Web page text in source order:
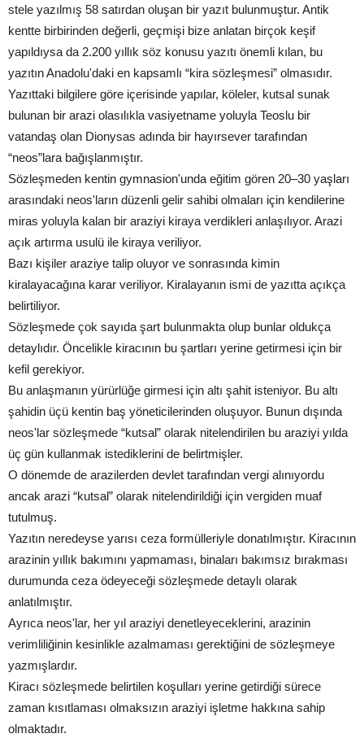
stele yazılmış 58 satırdan oluşan bir yazıt bulunmuştur. Antik
kentte birbirinden değerli, geçmişi bize anlatan birçok keşif
yapıldıysa da 2.200 yıllık söz konusu yazıtı önemli kılan, bu
yazıtın Anadolu'daki en kapsamlı “kira sözleşmesi” olmasıdır.
Yazıttaki bilgilere göre içerisinde yapılar, köleler, kutsal sunak
bulunan bir arazi olasılıkla vasiyetname yoluyla Teoslu bir
vatandaş olan Dionysas adında bir hayırsever tarafından
“neos”lara bağışlanmıştır.
Sözleşmeden kentin gymnasion'unda eğitim gören 20–30 yaşları
arasındaki neos'ların düzenli gelir sahibi olmaları için kendilerine
miras yoluyla kalan bir araziyi kiraya verdikleri anlaşılıyor. Arazi
açık artırma usulü ile kiraya veriliyor.
Bazı kişiler araziye talip oluyor ve sonrasında kimin
kiralayacağına karar veriliyor. Kiralayanın ismi de yazıtta açıkça
belirtiliyor.
Sözleşmede çok sayıda şart bulunmakta olup bunlar oldukça
detaylıdır. Öncelikle kiracının bu şartları yerine getirmesi için bir
kefil gerekiyor.
Bu anlaşmanın yürürlüğe girmesi için altı şahit isteniyor. Bu altı
şahidin üçü kentin baş yöneticilerinden oluşuyor. Bunun dışında
neos'lar sözleşmede “kutsal” olarak nitelendirilen bu araziyi yılda
üç gün kullanmak istediklerini de belirtmişler.
O dönemde de arazilerden devlet tarafından vergi alınıyordu
ancak arazi “kutsal” olarak nitelendirildiği için vergiden muaf
tutulmuş.
Yazıtın neredeyse yarısı ceza formülleriyle donatılmıştır. Kiracının
arazinin yıllık bakımını yapmaması, binaları bakımsız bırakması
durumunda ceza ödeyeceği sözleşmede detaylı olarak
anlatılmıştır.
Ayrıca neos'lar, her yıl araziyi denetleyeceklerini, arazinin
verimliliğinin kesinlikle azalmaması gerektiğini de sözleşmeye
yazmışlardır.
Kiracı sözleşmede belirtilen koşulları yerine getirdiği sürece
zaman kısıtlaması olmaksızın araziyi işletme hakkına sahip
olmaktadır.